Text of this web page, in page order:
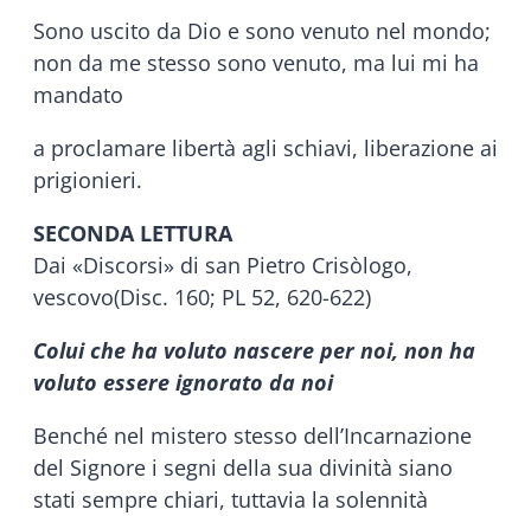
Sono uscito da Dio e sono venuto nel mondo;
non da me stesso sono venuto, ma lui mi ha
mandato
a proclamare libertà agli schiavi, liberazione ai
prigionieri.
SECONDA LETTURA
Dai «Discorsi» di san Pietro Crisòlogo,
vescovo(Disc. 160; PL 52, 620-622)
Colui che ha voluto nascere per noi, non ha
voluto essere ignorato da noi
Benché nel mistero stesso dell’Incarnazione
del Signore i segni della sua divinità siano
stati sempre chiari, tuttavia la solennità